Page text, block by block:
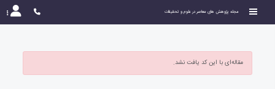
مجله پژوهش های معاصر در علوم و تحقیقات
مقاله‌ای با این کد یافت نشد.